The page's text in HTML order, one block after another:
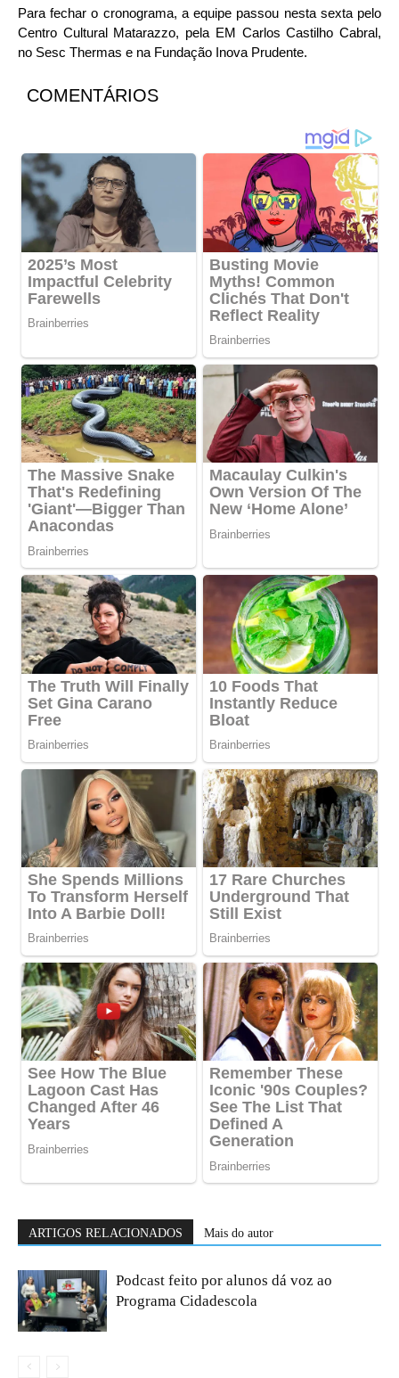
Para fechar o cronograma, a equipe passou nesta sexta pelo
Centro Cultural Matarazzo, pela EM Carlos Castilho Cabral,
no Sesc Thermas e na Fundação Inova Prudente.
COMENTÁRIOS
ARTIGOS RELACIONADOS Mais do autor
Podcast feito por alunos dá voz ao
Programa Cidadescola